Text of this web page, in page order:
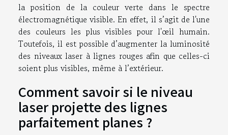
la position de la couleur verte dans le spectre
électromagnétique visible. En effet, il s’agit de l'une
des couleurs les plus visibles pour l'œil humain.
Toutefois, il est possible d’augmenter la luminosité
des niveaux laser à lignes rouges afin que celles-ci
soient plus visibles, même à l’extérieur.
Comment savoir si le niveau
laser projette des lignes
parfaitement planes ?